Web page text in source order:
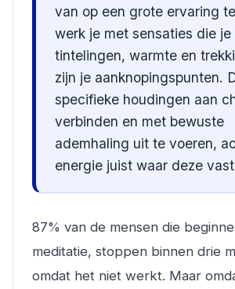
van op een grote ervaring
werk je met sensaties die je
tintelingen, warmte en
zijn je aanknopingspunten.
specifieke houdingen aan
verbinden en met bewuste
ademhaling uit te voeren,
energie juist waar deze
87% van de mensen die
meditatie, stoppen binnen drie
omdat het niet werkt. Maar